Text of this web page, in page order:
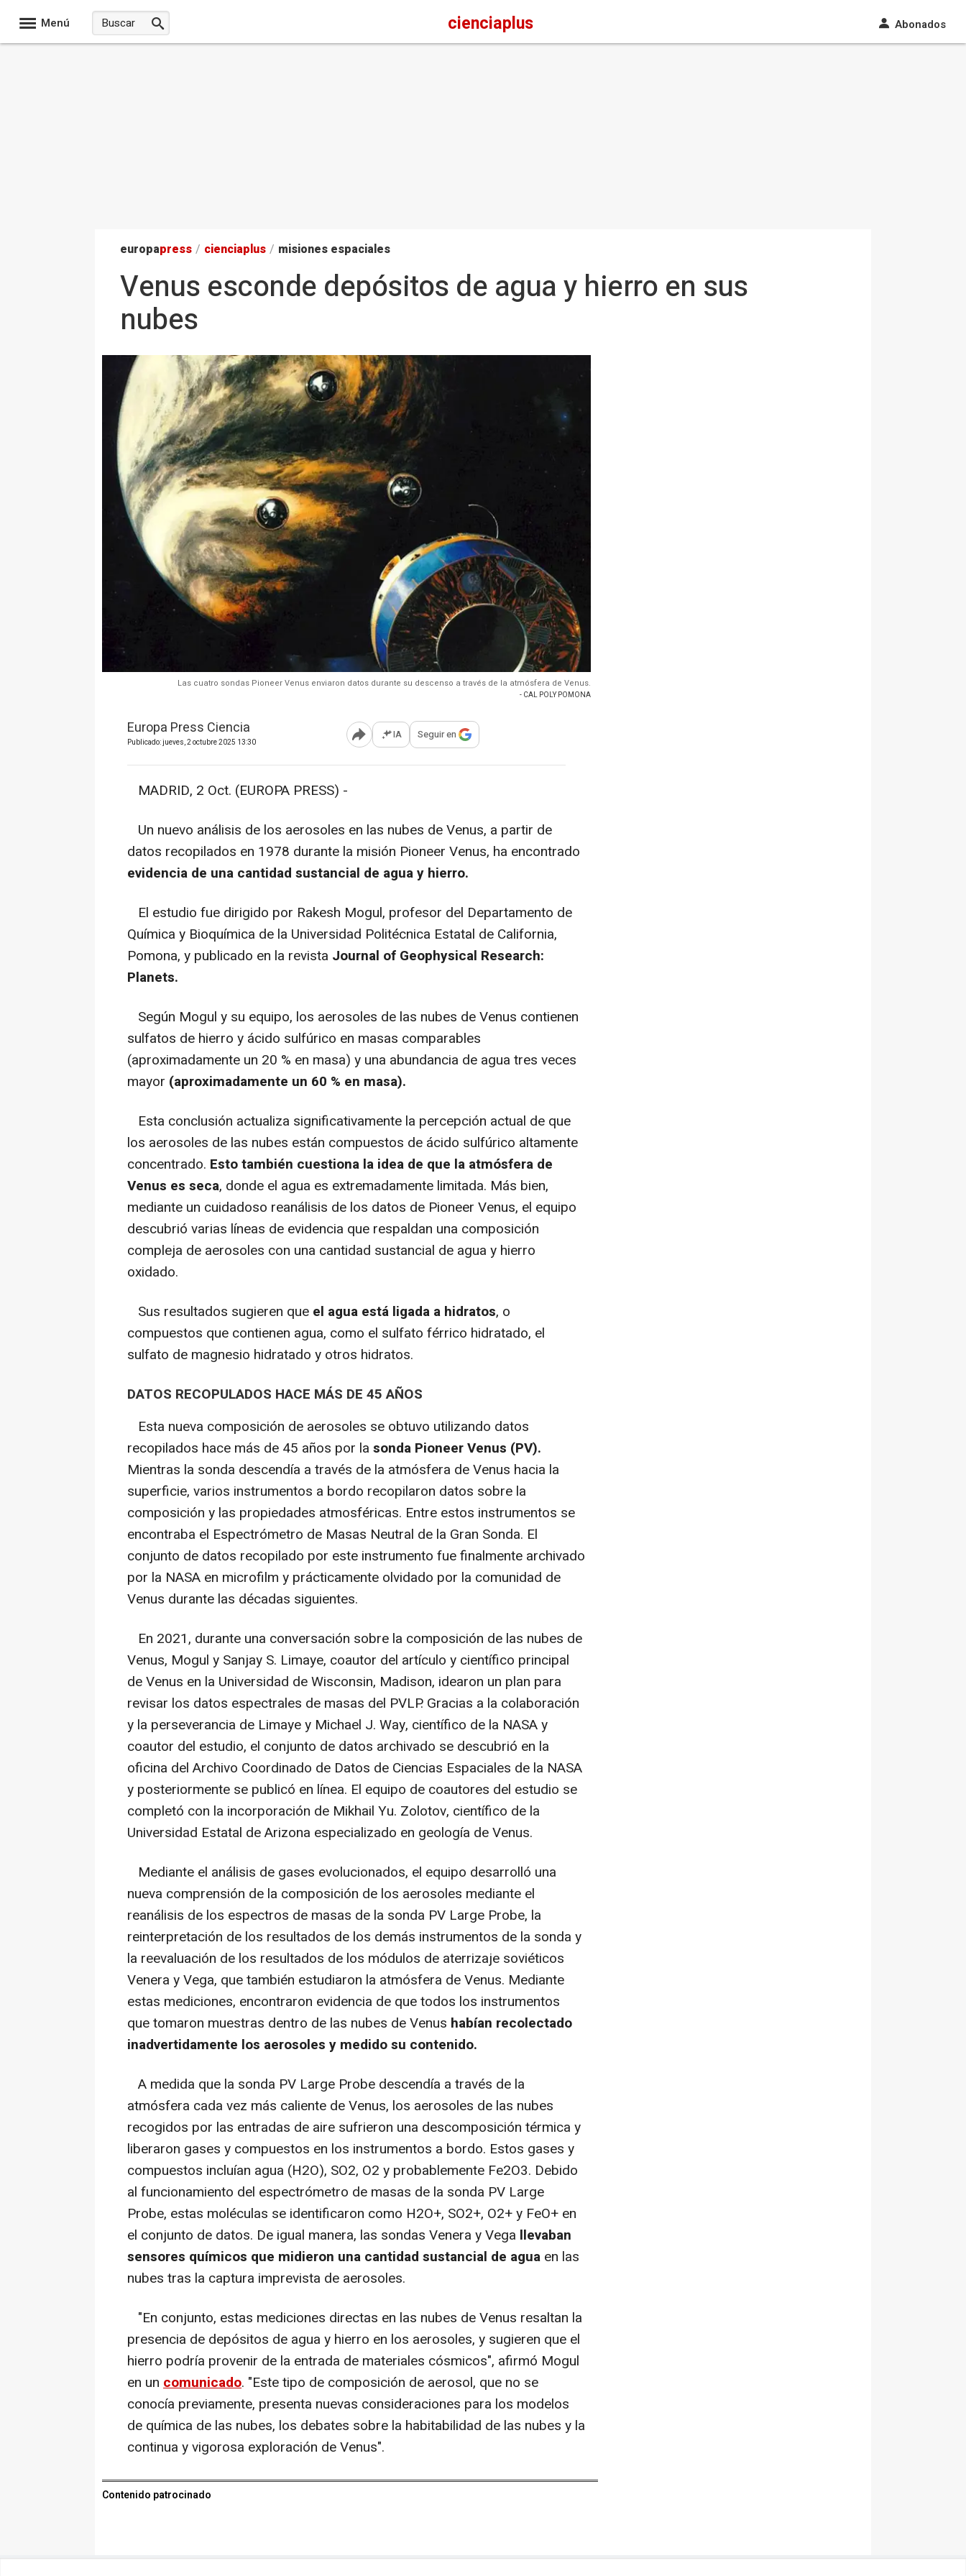
Menú cienciaplus Abonados
europapress / cienciaplus / misiones espaciales
Venus esconde depósitos de agua y hierro en sus
nubes
Las cuatro sondas Pioneer Venus enviaron datos durante su descenso a través de la atmósfera de Venus.
- CAL POLY POMONA
Europa Press Ciencia
Publicado: jueves, 2 octubre 2025 13:30 Abrir opciones para compartir
IA Seguir en
MADRID, 2 Oct. (EUROPA PRESS) -
Un nuevo análisis de los aerosoles en las nubes de Venus, a partir de
datos recopilados en 1978 durante la misión Pioneer Venus, ha encontrado
evidencia de una cantidad sustancial de agua y hierro.
El estudio fue dirigido por Rakesh Mogul, profesor del Departamento de
Química y Bioquímica de la Universidad Politécnica Estatal de California,
Pomona, y publicado en la revista Journal of Geophysical Research:
Planets.
Según Mogul y su equipo, los aerosoles de las nubes de Venus contienen
sulfatos de hierro y ácido sulfúrico en masas comparables
(aproximadamente un 20 % en masa) y una abundancia de agua tres veces
mayor (aproximadamente un 60 % en masa).
Esta conclusión actualiza significativamente la percepción actual de que
los aerosoles de las nubes están compuestos de ácido sulfúrico altamente
concentrado. Esto también cuestiona la idea de que la atmósfera de
Venus es seca, donde el agua es extremadamente limitada. Más bien,
mediante un cuidadoso reanálisis de los datos de Pioneer Venus, el equipo
descubrió varias líneas de evidencia que respaldan una composición
compleja de aerosoles con una cantidad sustancial de agua y hierro
oxidado.
Sus resultados sugieren que el agua está ligada a hidratos, o
compuestos que contienen agua, como el sulfato férrico hidratado, el
sulfato de magnesio hidratado y otros hidratos.
DATOS RECOPULADOS HACE MÁS DE 45 AÑOS
Esta nueva composición de aerosoles se obtuvo utilizando datos
recopilados hace más de 45 años por la sonda Pioneer Venus (PV).
Mientras la sonda descendía a través de la atmósfera de Venus hacia la
superficie, varios instrumentos a bordo recopilaron datos sobre la
composición y las propiedades atmosféricas. Entre estos instrumentos se
encontraba el Espectrómetro de Masas Neutral de la Gran Sonda. El
conjunto de datos recopilado por este instrumento fue finalmente archivado
por la NASA en microfilm y prácticamente olvidado por la comunidad de
Venus durante las décadas siguientes.
En 2021, durante una conversación sobre la composición de las nubes de
Venus, Mogul y Sanjay S. Limaye, coautor del artículo y científico principal
de Venus en la Universidad de Wisconsin, Madison, idearon un plan para
revisar los datos espectrales de masas del PVLP. Gracias a la colaboración
y la perseverancia de Limaye y Michael J. Way, científico de la NASA y
coautor del estudio, el conjunto de datos archivado se descubrió en la
oficina del Archivo Coordinado de Datos de Ciencias Espaciales de la NASA
y posteriormente se publicó en línea. El equipo de coautores del estudio se
completó con la incorporación de Mikhail Yu. Zolotov, científico de la
Universidad Estatal de Arizona especializado en geología de Venus.
Mediante el análisis de gases evolucionados, el equipo desarrolló una
nueva comprensión de la composición de los aerosoles mediante el
reanálisis de los espectros de masas de la sonda PV Large Probe, la
reinterpretación de los resultados de los demás instrumentos de la sonda y
la reevaluación de los resultados de los módulos de aterrizaje soviéticos
Venera y Vega, que también estudiaron la atmósfera de Venus. Mediante
estas mediciones, encontraron evidencia de que todos los instrumentos
que tomaron muestras dentro de las nubes de Venus habían recolectado
inadvertidamente los aerosoles y medido su contenido.
A medida que la sonda PV Large Probe descendía a través de la
atmósfera cada vez más caliente de Venus, los aerosoles de las nubes
recogidos por las entradas de aire sufrieron una descomposición térmica y
liberaron gases y compuestos en los instrumentos a bordo. Estos gases y
compuestos incluían agua (H2O), SO2, O2 y probablemente Fe2O3. Debido
al funcionamiento del espectrómetro de masas de la sonda PV Large
Probe, estas moléculas se identificaron como H2O+, SO2+, O2+ y FeO+ en
el conjunto de datos. De igual manera, las sondas Venera y Vega llevaban
sensores químicos que midieron una cantidad sustancial de agua en las
nubes tras la captura imprevista de aerosoles.
"En conjunto, estas mediciones directas en las nubes de Venus resaltan la
presencia de depósitos de agua y hierro en los aerosoles, y sugieren que el
hierro podría provenir de la entrada de materiales cósmicos", afirmó Mogul
en un comunicado. "Este tipo de composición de aerosol, que no se
conocía previamente, presenta nuevas consideraciones para los modelos
de química de las nubes, los debates sobre la habitabilidad de las nubes y la
continua y vigorosa exploración de Venus".
Contenido patrocinado